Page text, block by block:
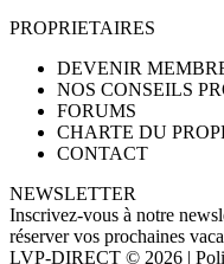
PROPRIETAIRES
DEVENIR
NOS CONSEILS
FORUMS
CHARTE DU
CONTACT
NEWSLETTER
Inscrivez-vous à notre
réserver vos prochaines
LVP-DIRECT © 2026 |